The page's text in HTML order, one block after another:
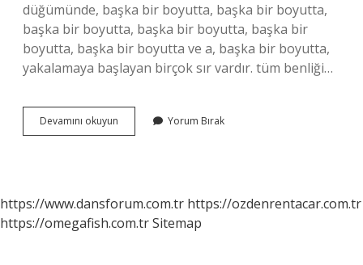
düğümünde, başka bir boyutta, başka bir boyutta,
başka bir boyutta, başka bir boyutta, başka bir
boyutta, başka bir boyutta ve a, başka bir boyutta,
yakalamaya başlayan birçok sır vardır. tüm benliği…
Devamını okuyun
Çakıltaşı
Yorum Bırak
https://www.dansforum.com.tr https://ozdenrentacar.com.tr
https://omegafish.com.trSitemap